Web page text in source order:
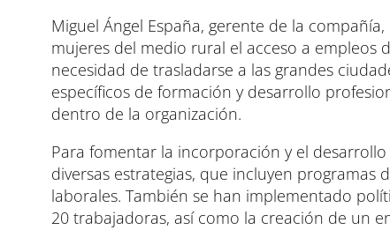
Miguel Ángel España, gerente de la
mujeres del medio rural el acceso a empleos
necesidad de trasladarse a las grandes
específicos de formación y desarrollo
dentro de la organización.
Para fomentar la incorporación y el
diversas estrategias, que incluyen
laborales. También se han implementado
20 trabajadoras, así como la creación de un